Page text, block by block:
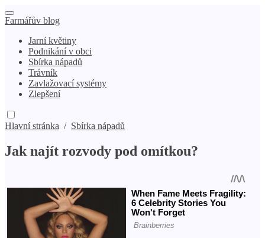
Farmářův blog
Jarní květiny
Podnikání v obci
Sbírka nápadů
Trávník
Zavlažovací systémy
Zlepšení
Hlavní stránka / Sbírka nápadů
Jak najít rozvody pod omítkou?